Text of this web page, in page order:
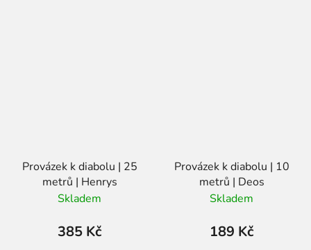
Provázek k diabolu | 25
metrů | Henrys
Skladem
385 Kč
Provázek k diabolu | 10
metrů | Deos
Skladem
189 Kč